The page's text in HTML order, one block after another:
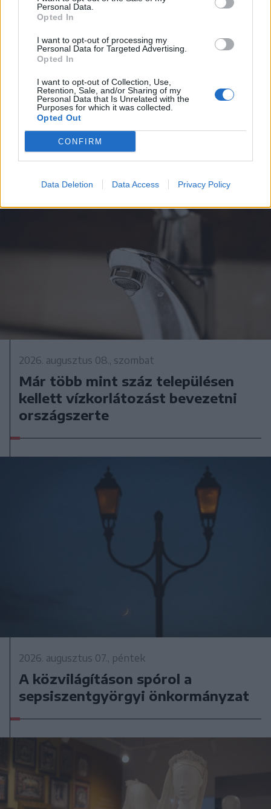
Personal Data.
Opted In
I want to opt-out of processing my
Personal Data for Targeted Advertising.
Opted In
I want to opt-out of Collection, Use,
Retention, Sale, and/or Sharing of my
Personal Data that Is Unrelated with the
Purposes for which it was collected.
Opted Out
CONFIRM
Data Deletion Data Access Privacy Policy
2026. augusztus 08., szombat
Viharos nap elé nézünk
Székelyföldön
2026. augusztus 08., szombat
Már több mint száz településen
kellett vízkorlátozást bevezetni
országszerte
2026. augusztus 07., péntek
A közvilágításon spórol a
sepsiszentgyörgyi önkormányzat